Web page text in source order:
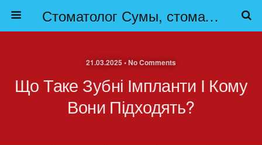
Стоматолог Сумы, стоматологические клиники Сумы, детская стоматология в Сумах. | Частная стоматология Сумы
21.03.2025 • No Comments
Що Таке Зубні Імпланти І Кому
Вони Підходять?